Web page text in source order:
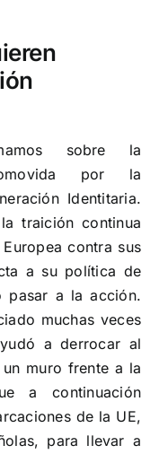
sobre la
por la
Identitaria.
traición continua
contra sus
a su política de
pasar a la acción.
muchas veces
a derrocar al
muro frente a la
a continuación
de la UE,
para llevar a